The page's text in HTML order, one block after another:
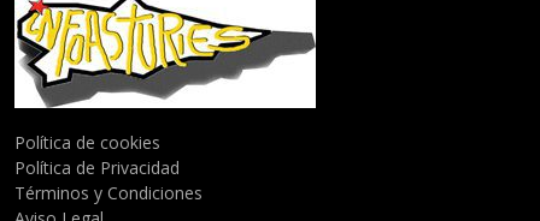
Política de cookies
Política de Privacidad
Términos y Condiciones